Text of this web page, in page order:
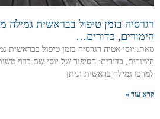
רגרסיה בזמן טיפול בבראשית גמילה
הימורים, כדורים…
מאת: יוסי אטיה רגרסיה בזמן טיפול בבראשית
הימורים, כדורים: הסיפור של יוסי שם בדוי
למרכז גמילה בראשית וניתן
קרא עוד »